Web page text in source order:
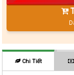
Chi Tiết